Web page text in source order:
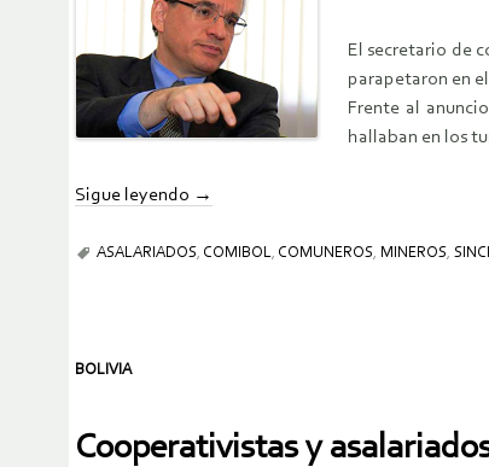
El secretario de
parapetaron en
Frente al
hallaban en los
Sigue leyendo →
ASALARIADOS COMIBOL COMUNEROS MINEROS
BOLIVIA
Cooperativistas y